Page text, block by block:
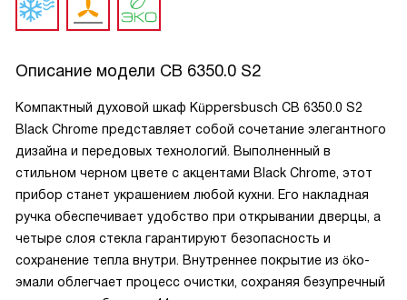
Описание модели CB 6350.0 S2
Компактный духовой шкаф Küppersbusch CB 6350.0 S2
Black Chrome представляет собой сочетание элегантного
дизайна и передовых технологий. Выполненный в
стильном черном цвете с акцентами Black Chrome, этот
прибор станет украшением любой кухни. Его накладная
ручка обеспечивает удобство при открывании дверцы, а
четыре слоя стекла гарантируют безопасность и
сохранение тепла внутри. Внутреннее покрытие из öko-
эмали облегчает процесс очистки, сохраняя безупречный